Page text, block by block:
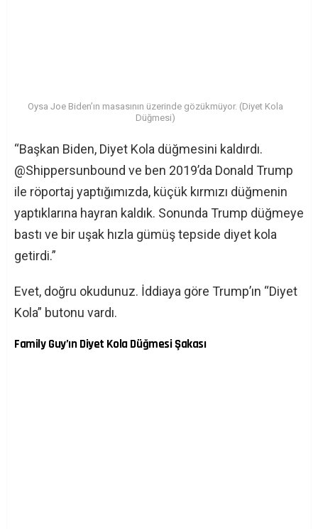
Oysa Joe Biden’ın masasının üzerinde gözükmüyor. (Diyet Kola
Düğmesi)
“Başkan Biden, Diyet Kola düğmesini kaldırdı.
@Shippersunbound ve ben 2019’da Donald Trump
ile röportaj yaptığımızda, küçük kırmızı düğmenin
yaptıklarına hayran kaldık. Sonunda Trump düğmeye
bastı ve bir uşak hızla gümüş tepside diyet kola
getirdi.”
Evet, doğru okudunuz. İddiaya göre Trump’ın “Diyet
Kola” butonu vardı.
Family Guy’ın Diyet Kola Düğmesi Şakası